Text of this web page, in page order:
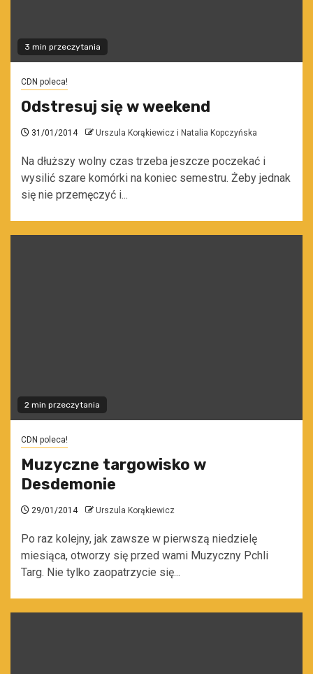
3 min przeczytania
CDN poleca!
Odstresuj się w weekend
31/01/2014 Urszula Korąkiewicz i Natalia Kopczyńska
Na dłuższy wolny czas trzeba jeszcze poczekać i
wysilić szare komórki na koniec semestru. Żeby jednak
się nie przemęczyć i...
2 min przeczytania
CDN poleca!
Muzyczne targowisko w
Desdemonie
29/01/2014 Urszula Korąkiewicz
Po raz kolejny, jak zawsze w pierwszą niedzielę
miesiąca, otworzy się przed wami Muzyczny Pchli
Targ. Nie tylko zaopatrzycie się...